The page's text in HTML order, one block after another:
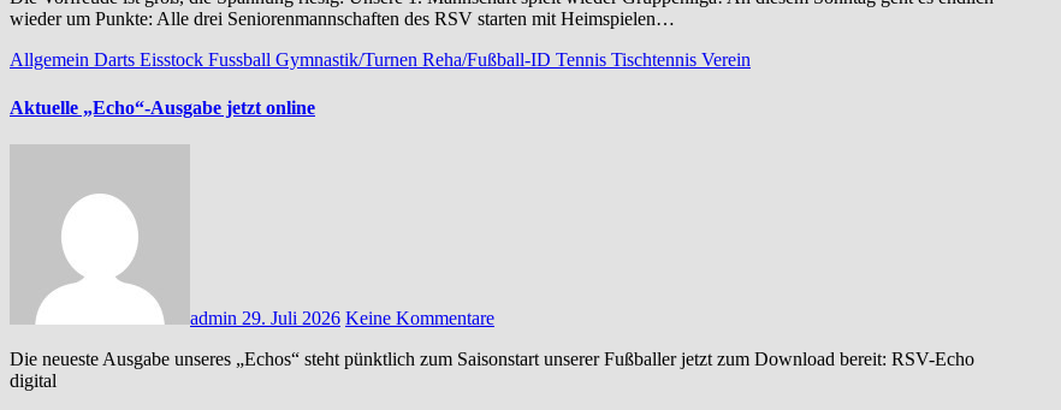
wieder um Punkte: Alle drei Seniorenmannschaften des RSV starten mit Heimspielen…
Allgemein Darts Eisstock Fussball Gymnastik/Turnen Reha/Fußball-ID Tennis Tischtennis Verein
Aktuelle „Echo“-Ausgabe jetzt online
admin 29. Juli 2026 Keine Kommentare
Die neueste Ausgabe unseres „Echos“ steht pünktlich zum Saisonstart unserer Fußballer jetzt zum Download bereit: RSV-Echo
digital